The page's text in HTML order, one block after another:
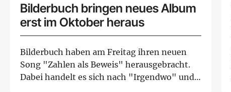
Bilderbuch bringen neues Album
erst im Oktober heraus
Bilderbuch haben am Freitag ihren neuen
Song "Zahlen als Beweis" herausgebracht.
Dabei handelt es sich nach "Irgendwo" und